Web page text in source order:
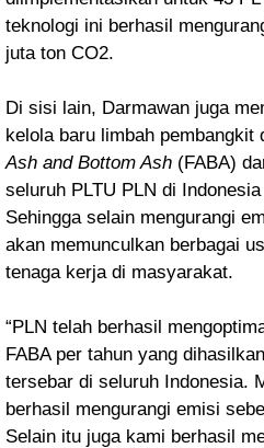
teknologi ini berhasil
juta ton CO2.
Di sisi lain, Darmawan juga
kelola baru limbah pembangkit
Ash and Bottom Ash (FABA)
seluruh PLTU PLN di
Sehingga selain mengurangi
akan memunculkan berbagai
tenaga kerja di masyarakat.
“PLN telah berhasil
FABA per tahun yang
tersebar di seluruh Indonesia.
berhasil mengurangi emisi
Selain itu juga kami berhasil